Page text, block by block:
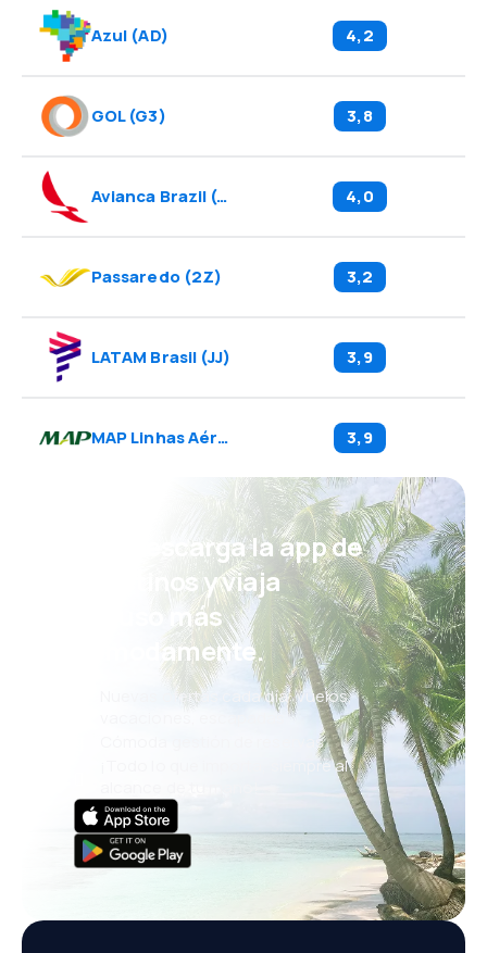
Azul (AD) 4,2
GOL(G3) 3,8
Avianca Brazil (O6 4,0
Passaredo(2Z) 3,2
LATAM Brasil (JJ) 3,9
MAP Linhas Aéreas 3,9
¡Eh! Descarga la app de
eDestinos y viaja
incluso más
cómodamente.
Nuevas ofertas cada día: vuelos,
vacaciones, escapadas
Cómoda gestión de reservas
¡Todo lo que importa, siempre al